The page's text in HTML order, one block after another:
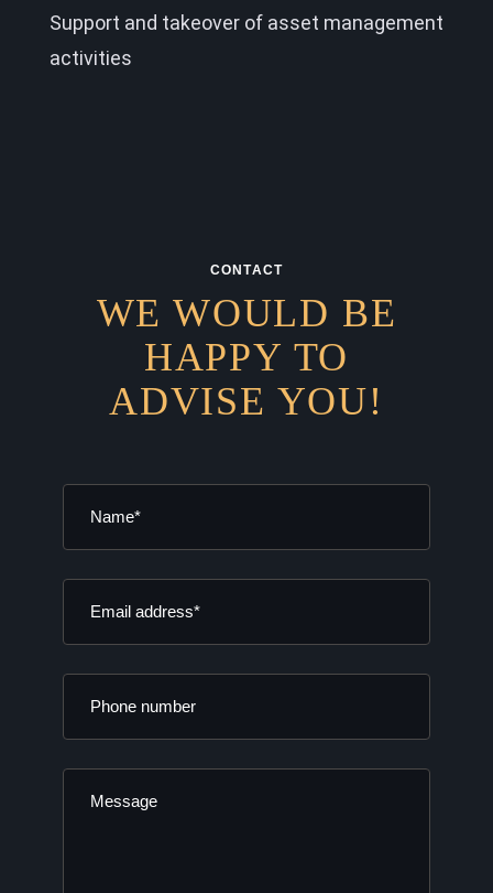
Support and takeover of asset management
activities
CONTACT
WE WOULD BE
HAPPY TO
ADVISE YOU!